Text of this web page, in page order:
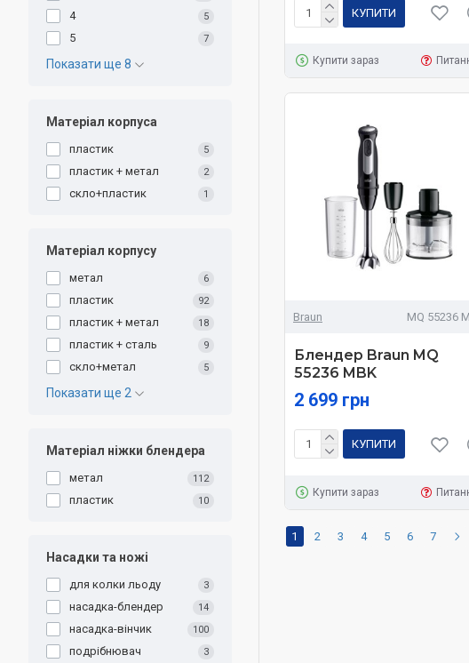
4 5
5 7
Показати ще 8
Матеріал корпуса
пластик 5
пластик + метал 2
скло+пластик 1
Матеріал корпусу
метал 6
пластик 92
пластик + метал 18
пластик + сталь 9
скло+метал 5
Показати ще 2
Матеріал ніжки блендера
метал 112
пластик 10
Насадки та ножі
для колки льоду 3
насадка-блендер 14
насадка-вінчик 100
подрібнювач 3
КУПИТИ
Купити зараз
Braun MQ 55236
Блендер Braun MQ
55236 MBK
2 699 грн
КУПИТИ
Купити зараз
1 2 3 4 5 6 7